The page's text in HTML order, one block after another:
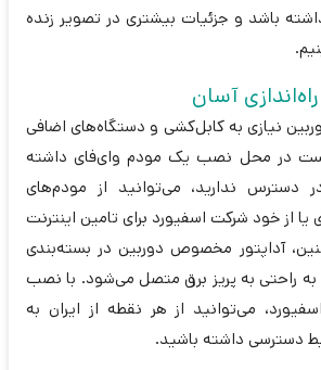
باشد و جزئیات بیشتری در تصویر زنده
آسان
نیازی به کابل‌کشی و دستگاه‌های اضافی
در محل نصب یک مودم وای‌فای داشته
دسترس ندارید، می‌توانید از مودم‌های
یا از خود شرکت اسفیورد برای تامین اینترنت
آداپتور مخصوص دوربین در بسته‌بندی
به راحتی به پریز برق متصل می‌شود. با نصب
می‌توانید از هر نقطه از ایران به
دسترسی داشته باشید.